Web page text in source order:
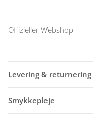
Offizieller Webshop
Levering & returnering
Smykkepleje